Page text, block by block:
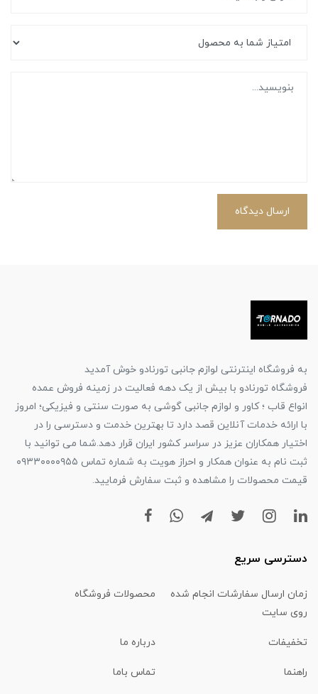
ارسال دیدگاه
به فروشگاه اینترنتی لوازم جانبی تورنادو خوش آمدید
فروشگاه تورنادو با بیش از یک دهه فعالیت در زمینه فروش عمده
انواع قاب ؛ کاور و لوازم جانبی گوشی به صورت سنتی و فیزیکی؛ امروز
با ارائه خدمات آنلاین قصد دارد تا بهترین خدمت و دسترسی را در
اختیار همکاران عزیز در سراسر کشور ایران قرار دهد.شما می توانید با
ثبت نام به عنوان همکار و احراز هویت به شماره تماس ۰۹۳۳۰۰۰۰۹۵۵
قیمت محصولات را مشاهده و ثبت سفارش فرمایید.
دسترسی سریع
زمان ارسال سفارشات انجام شده
روی سایت
محصولات فروشگاه
تخفیفات درباره ما
راهنما تماس باما